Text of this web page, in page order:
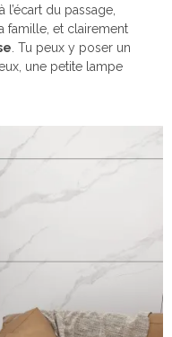
l’écart du passage,
famille, et clairement
. Tu peux y poser un
une petite lampe